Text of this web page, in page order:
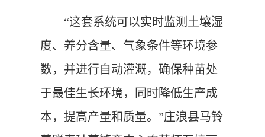
“这套系统可以实时监测土壤湿
度、养分含量、气象条件等环境参
数，并进行自动灌溉，确保种苗处
于最佳生长环境，同时降低生产成
本，提高产量和质量。”庄浪县马铃